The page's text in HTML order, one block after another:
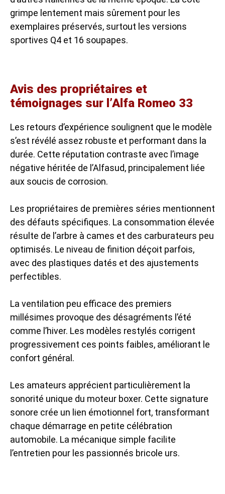
grimpe lentement mais sûrement pour les
exemplaires préservés, surtout les versions
sportives Q4 et 16 soupapes.
Avis des propriétaires et
témoignages sur l’Alfa Romeo 33
Les retours d’expérience soulignent que le modèle
s’est révélé assez robuste et performant dans la
durée. Cette réputation contraste avec l’image
négative héritée de l’Alfasud, principalement liée
aux soucis de corrosion.
Les propriétaires de premières séries mentionnent
des défauts spécifiques. La consommation élevée
résulte de l’arbre à cames et des carburateurs peu
optimisés. Le niveau de finition déçoit parfois,
avec des plastiques datés et des ajustements
perfectibles.
La ventilation peu efficace des premiers
millésimes provoque des désagréments l’été
comme l’hiver. Les modèles restylés corrigent
progressivement ces points faibles, améliorant le
confort général.
Les amateurs apprécient particulièrement la
sonorité unique du moteur boxer. Cette signature
sonore crée un lien émotionnel fort, transformant
chaque démarrage en petite célébration
automobile. La mécanique simple facilite
l’entretien pour les passionnés bricole urs.